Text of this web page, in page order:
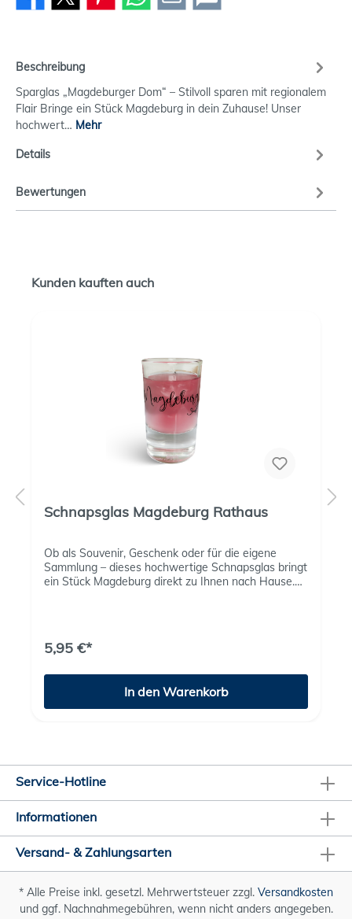
Beschreibung
Sparglas „Magdeburger Dom“ – Stilvoll sparen mit regionalem
Flair Bringe ein Stück Magdeburg in dein Zuhause! Unser
hochwert… Mehr
Details
Bewertungen
Kunden kauften auch
Schnapsglas Magdeburg Rathaus
Ob als Souvenir, Geschenk oder für die eigene
Sammlung – dieses hochwertige Schnapsglas bringt
ein Stück Magdeburg direkt zu Ihnen nach Hause.
Charakter.Mit seinem klaren Design und der
praktisches Trinkgefäß, sondern auch ein
dekoratives Highlight für jede Hausbar.
5,95 €*
In den Warenkorb
Service-Hotline
Informationen
Versand- & Zahlungsarten
* Alle Preise inkl. gesetzl. Mehrwertsteuer zzgl. Versandkosten
und ggf. Nachnahmegebühren, wenn nicht anders angegeben.